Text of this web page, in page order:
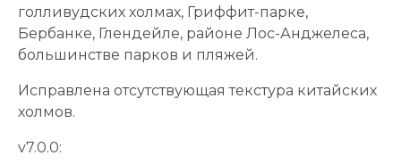
голливудских холмах, Гриффит-парке,
Бербанке, Глендейле, районе Лос-Анджелеса,
большинстве парков и пляжей.
Исправлена ​​отсутствующая текстура китайских
холмов.
v7.0.0: